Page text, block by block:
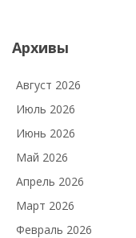
Архивы
Август 2026
Июль 2026
Июнь 2026
Май 2026
Апрель 2026
Март 2026
Февраль 2026